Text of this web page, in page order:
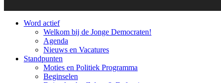
Word actief
Welkom bij de Jonge Democraten!
Agenda
Nieuws en Vacatures
Standpunten
Moties en Politiek Programma
Beginselen